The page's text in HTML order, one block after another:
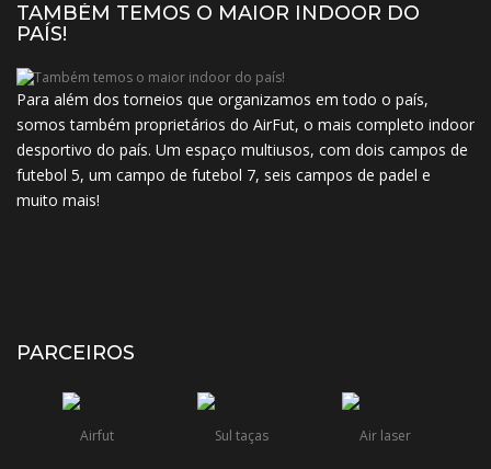
TAMBÉM TEMOS O MAIOR INDOOR DO
PAÍS!
Para além dos torneios que organizamos em todo o país,
somos também proprietários do AirFut, o mais completo indoor
desportivo do país. Um espaço multiusos, com dois campos de
futebol 5, um campo de futebol 7, seis campos de padel e
muito mais!
PARCEIROS